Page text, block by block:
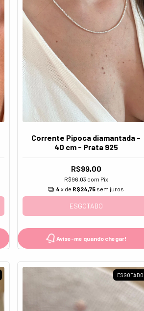
Corrente Pipoca diamantada -
40 cm - Prata 925
R$99,00
R$96,03 com Pix
4 x de R$24,75 sem juros
ESGOTADO
Avise-me quando chegar!
ESGOTADO